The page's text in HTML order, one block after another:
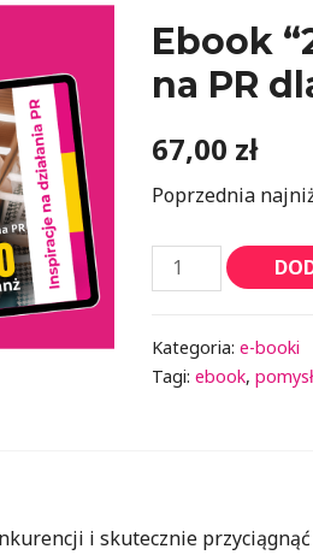
Ebook
na PR
67,00 zł
Poprzednia
Kategoria: e-booki
Tagi: ebook,
i skutecznie